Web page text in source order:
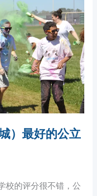
）最好的公立
校的评分很不错，公